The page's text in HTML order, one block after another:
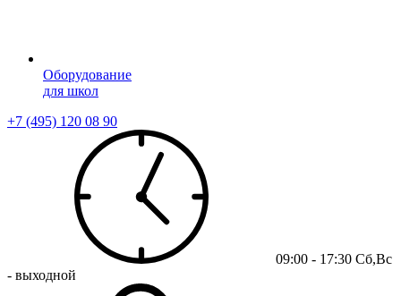
Оборудование
для школ
+7 (495) 120 08 90
09:00 - 17:30 Сб,Вс
- выходной